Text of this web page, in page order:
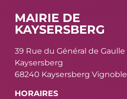
MAIRIE DE
KAYSERSBERG
39 Rue du Général de Gaulle
Kaysersberg
68240 Kaysersberg Vignoble
HORAIRES